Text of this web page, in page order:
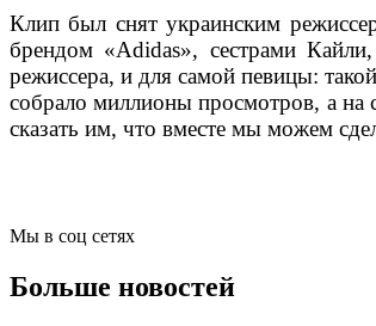
Клип был снят украинским
брендом «Adidas», сестрами
режиссера, и для самой певицы:
собрало миллионы просмотров, а
сказать им, что вместе мы можем
Мы в соц сетях
Больше новостей